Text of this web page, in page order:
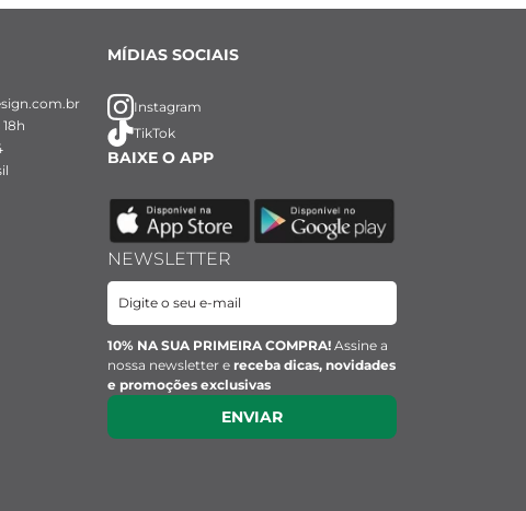
MÍDIAS SOCIAIS
Instagram
TikTok
BAIXE O APP
NEWSLETTER
10% NA SUA PRIMEIRA COMPRA! Assine a
nossa newsletter e receba dicas, novidades
e promoções exclusivas
ENVIAR